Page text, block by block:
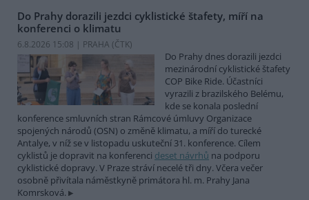
Do Prahy dorazili jezdci cyklistické štafety, míří na
konferenci o klimatu
6.8.2026 15:08 | PRAHA (ČTK)
Do Prahy dnes dorazili jezdci
mezinárodní cyklistické štafety
COP Bike Ride. Účastníci
vyrazili z brazilského Belému,
kde se konala poslední
konference smluvních stran Rámcové úmluvy Organizace
spojených národů (OSN) o změně klimatu, a míří do turecké
Antalye, v níž se v listopadu uskuteční 31. konference. Cílem
cyklistů je dopravit na konferenci deset návrhů na podporu
cyklistické dopravy. V Praze stráví necelé tři dny. Včera večer
osobně přivítala náměstkyně primátora hl. m. Prahy Jana
Komrsková.